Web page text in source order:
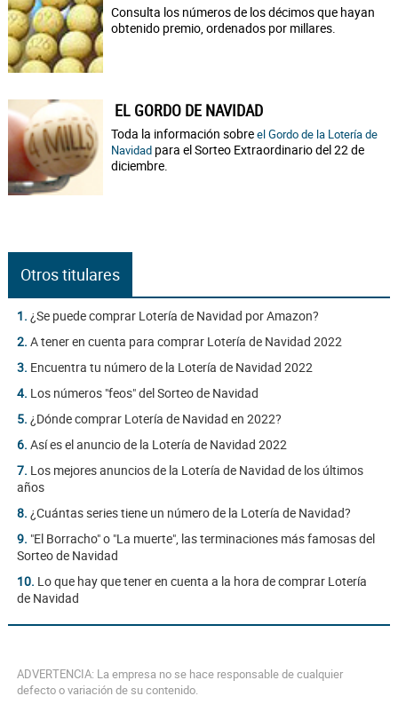
Consulta los números de los décimos que hayan
obtenido premio, ordenados por millares.
EL GORDO DE NAVIDAD
Toda la información sobreel Gordo de la Lotería de
Navidad para el Sorteo Extraordinario del 22 de
diciembre.
Otros titulares
1. ¿Se puede comprar Lotería de Navidad por Amazon?
2. A tener en cuenta para comprar Lotería de Navidad 2022
3. Encuentra tu número de la Lotería de Navidad 2022
4. Los números "feos" del Sorteo de Navidad
5. ¿Dónde comprar Lotería de Navidad en 2022?
6. Así es el anuncio de la Lotería de Navidad 2022
7. Los mejores anuncios de la Lotería de Navidad de los últimos
años
8. ¿Cuántas series tiene un número de la Lotería de Navidad?
9. "El Borracho" o "La muerte", las terminaciones más famosas del
Sorteo de Navidad
10. Lo que hay que tener en cuenta a la hora de comprar Lotería
de Navidad
ADVERTENCIA: La empresa no se hace responsable de cualquier
defecto o variación de su contenido.